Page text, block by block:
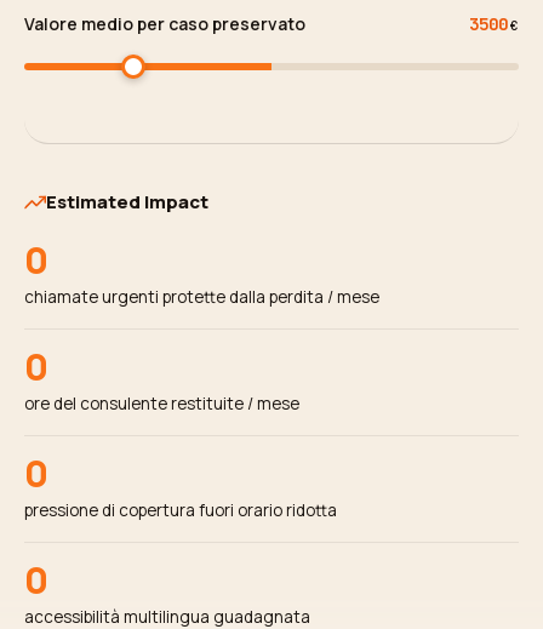
Valore medio per caso preservato 3500€
Estimated Impact
0
chiamate urgenti protette dalla perdita / mese
0
ore del consulente restituite / mese
0
pressione di copertura fuori orario ridotta
0
accessibilità multilingua guadagnata